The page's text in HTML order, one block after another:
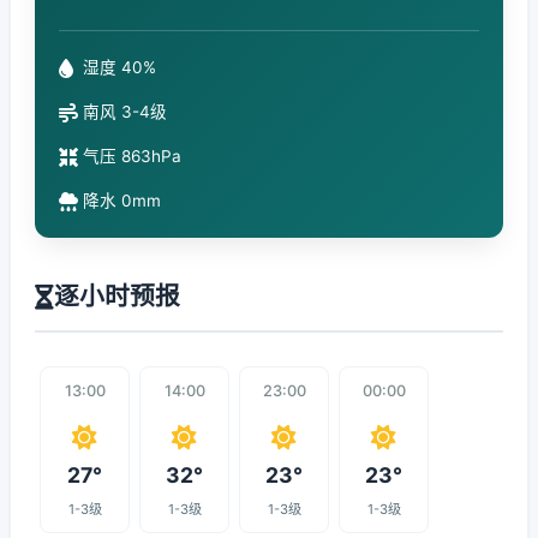
湿度 40%
南风 3-4级
气压 863hPa
降水 0mm
逐小时预报
13:00
27°
1-3级
14:00
32°
1-3级
23:00
23°
1-3级
00:00
23°
1-3级